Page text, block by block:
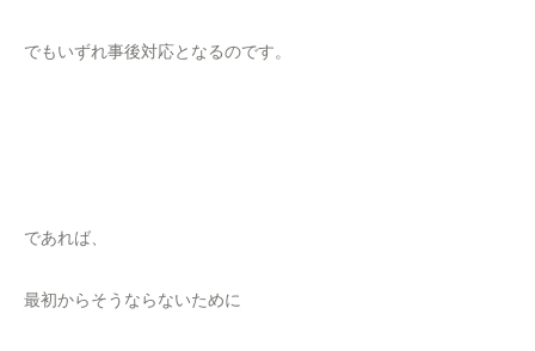
でもいずれ事後対応となるのです。
であれば、
最初からそうならないために